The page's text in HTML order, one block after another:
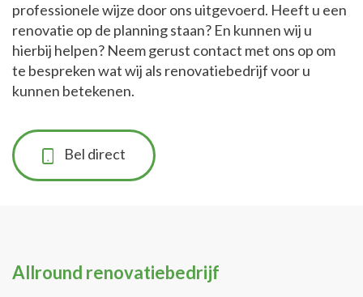
professionele wijze door ons uitgevoerd. Heeft u een
renovatie op de planning staan? En kunnen wij u
hierbij helpen? Neem gerust contact met ons op om
te bespreken wat wij als renovatiebedrijf voor u
kunnen betekenen.
Bel direct
Allround renovatiebedrijf